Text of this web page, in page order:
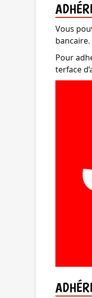
Vous
bancaire.
Pour
ter­face